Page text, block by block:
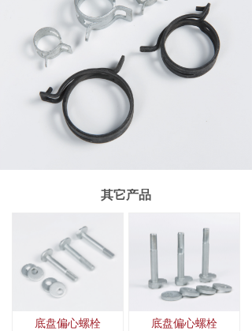
其它产品
底盘偏心螺栓 底盘偏心螺栓